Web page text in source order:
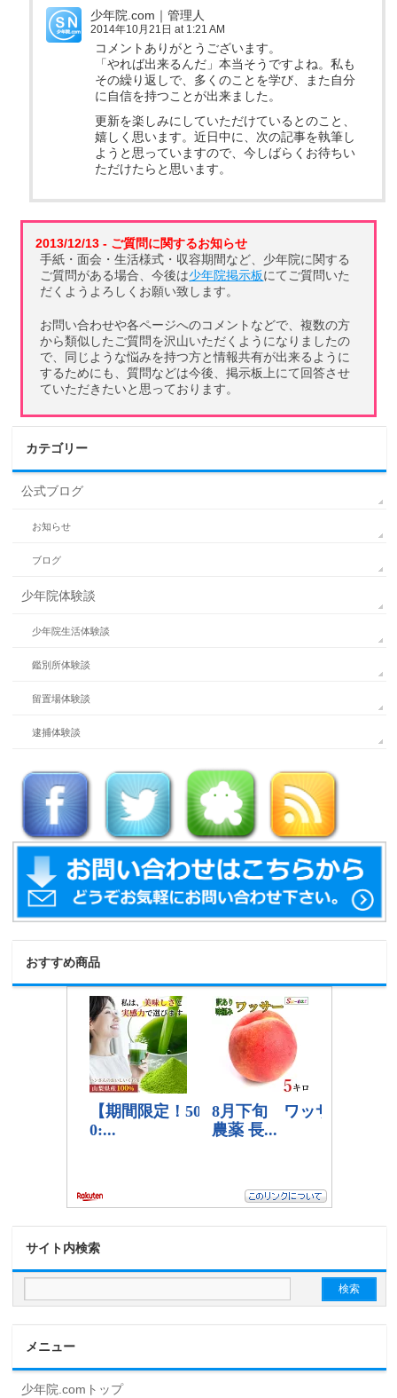
少年院.com｜管理人
2014年10月21日 at 1:21 AM
コメントありがとうございます。
「やれば出来るんだ」本当そうですよね。私も
その繰り返しで、多くのことを学び、また自分
に自信を持つことが出来ました。
更新を楽しみにしていただけているとのこと、
嬉しく思います。近日中に、次の記事を執筆し
ようと思っていますので、今しばらくお待ちい
ただけたらと思います。
2013/12/13 - ご質問に関するお知らせ
手紙・面会・生活様式・収容期間など、少年院に関する
ご質問がある場合、今後は少年院掲示板にてご質問いた
だくようよろしくお願い致します。
お問い合わせや各ページへのコメントなどで、複数の方
から類似したご質問を沢山いただくようになりましたの
で、同じような悩みを持つ方と情報共有が出来るように
するためにも、質問などは今後、掲示板上にて回答させ
ていただきたいと思っております。
カテゴリー
公式ブログ
お知らせ
ブログ
少年院体験談
少年院生活体験談
鑑別所体験談
留置場体験談
逮捕体験談
おすすめ商品
サイト内検索
メニュー
少年院.comトップ